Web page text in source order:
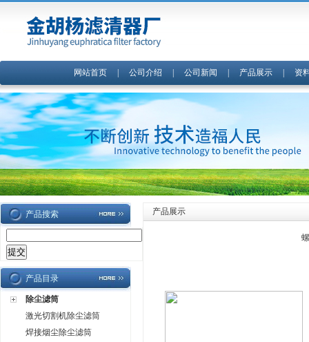
网站首页 公司介绍 公司新闻 产品展示 资
产品搜索
产品目录
除尘滤筒
激光切割机除尘滤筒
焊接烟尘除尘滤筒
产品展示